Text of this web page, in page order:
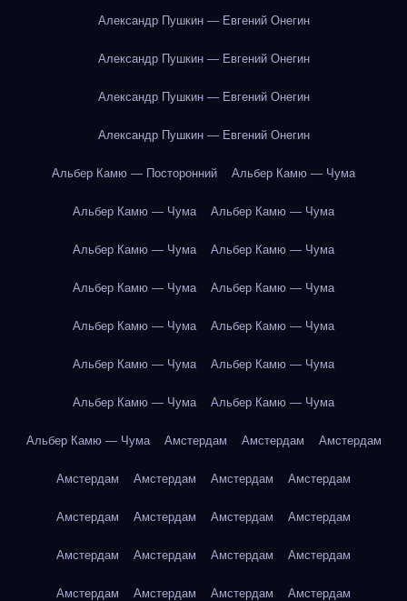
Александр Пушкин — Евгений Онегин
Александр Пушкин — Евгений Онегин
Александр Пушкин — Евгений Онегин
Александр Пушкин — Евгений Онегин
Альбер Камю — Посторонний Альбер Камю — Чума
Альбер Камю — Чума Альбер Камю — Чума
Альбер Камю — Чума Альбер Камю — Чума
Альбер Камю — Чума Альбер Камю — Чума
Альбер Камю — Чума Альбер Камю — Чума
Альбер Камю — Чума Альбер Камю — Чума
Альбер Камю — Чума Альбер Камю — Чума
Альбер Камю — Чума Амстердам Амстердам Амстердам
Амстердам Амстердам Амстердам Амстердам
Амстердам Амстердам Амстердам Амстердам
Амстердам Амстердам Амстердам Амстердам
Амстердам Амстердам Амстердам Амстердам